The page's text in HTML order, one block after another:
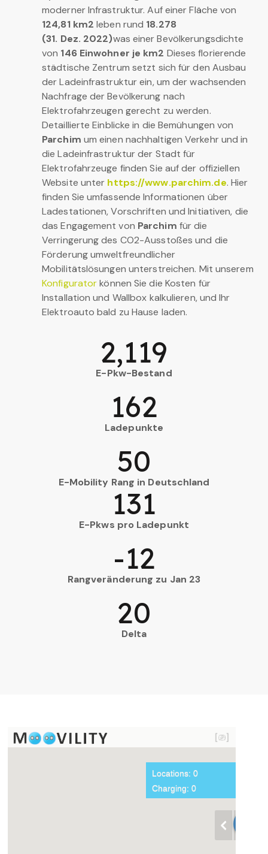
moderner Infrastruktur. Auf einer Fläche von
124,81 km2 leben rund 18.278
(31. Dez. 2022)was einer Bevölkerungsdichte
von 146 Einwohner je km2 Dieses florierende
städtische Zentrum setzt sich für den Ausbau
der Ladeinfrastruktur ein, um der wachsenden
Nachfrage der Bevölkerung nach
Elektrofahrzeugen gerecht zu werden.
Detaillierte Einblicke in die Bemühungen von
Parchim um einen nachhaltigen Verkehr und in
die Ladeinfrastruktur der Stadt für
Elektrofahrzeuge finden Sie auf der offiziellen
Website unter https://www.parchim.de. Hier
finden Sie umfassende Informationen über
Ladestationen, Vorschriften und Initiativen, die
das Engagement von Parchim für die
Verringerung des CO2-Ausstoßes und die
Förderung umweltfreundlicher
Mobilitätslösungen unterstreichen. Mit unserem
Konfiguratorkönnen Sie die Kosten für
Installation und Wallbox kalkulieren, und Ihr
Elektroauto bald zu Hause laden.
E-Pkw-Bestand
2,119
Ladepunkte
162
E-Mobility Rang in Deutschland
50
E-Pkws pro Ladepunkt
131
Rangveränderung zu Jan 23
-12
Delta
20